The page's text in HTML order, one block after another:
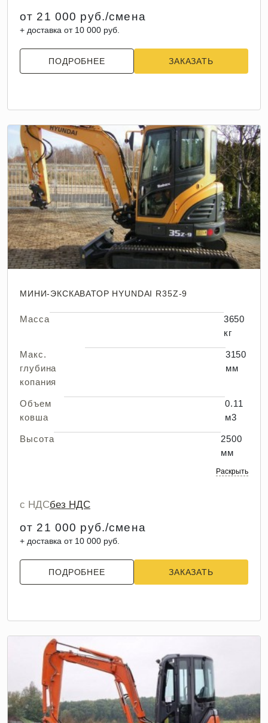
от 21 000 руб./смена
+ доставка от 10 000 руб.
ПОДРОБНЕЕ ЗАКАЗАТЬ
МИНИ-ЭКСКАВАТОР HYUNDAI R35Z-9
Масса
3650
кг
Макс.
глубина
копания
3150
мм
Объем
ковша
0.11
м3
Высота
2500
мм
Раскрыть
с НДСбез НДС
от 21 000 руб./смена
+ доставка от 10 000 руб.
ПОДРОБНЕЕ ЗАКАЗАТЬ